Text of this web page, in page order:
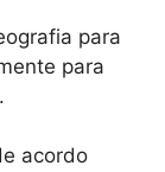
para
para
acordo